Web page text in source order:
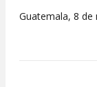
Guatemala, 8 de